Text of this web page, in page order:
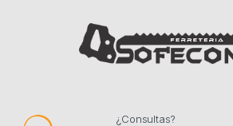
¿Consultas?